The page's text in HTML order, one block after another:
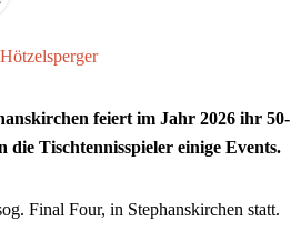
feiert im Jahr 2026 ihr 50-
die Tischtennisspieler einige Events.
Final Four, in Stephanskirchen statt.